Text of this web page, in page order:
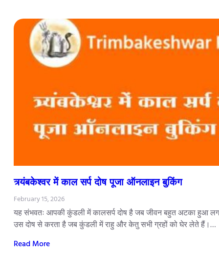
त्र्यंबकेश्वर में काल सर्प दोष पूजा ऑनलाइन बुकिंग
February 15, 2026
यह संभवतः आपकी कुंडली में कालसर्प दोष है जब जीवन बहुत अटका हुआ
उस दोष से करता है जब कुंडली में राहु और केतु सभी ग्रहों को घेर लेते हैं।…
Read More